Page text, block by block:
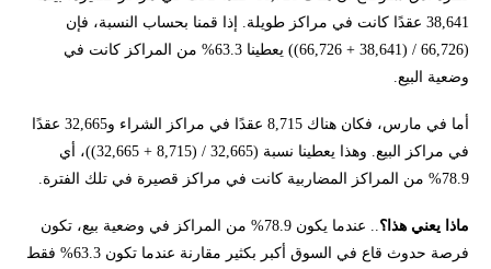
38,641 عقدًا كانت في مراكز طويلة. إذا قمنا بحساب النسبة، فإن
(66,726 / (38,641 + 66,726)) يعطينا 63.3% من المراكز كانت في
وضعية البيع.
أما في مارس، فكان هناك 8,715 عقدًا في مراكز الشراء و32,665 عقدًا
في مراكز البيع. وهذا يعطينا نسبة (32,665 / (8,715 + 32,665))، أي
78.9% من المراكز المضاربية كانت في مراكز قصيرة في تلك الفترة.
ماذا يعني هذا؟
.. عندما يكون 78.9% من المراكز في وضعية بيع، تكون
فرصة حدوث قاع في السوق أكبر بكثير مقارنة عندما تكون 63.3% فقط